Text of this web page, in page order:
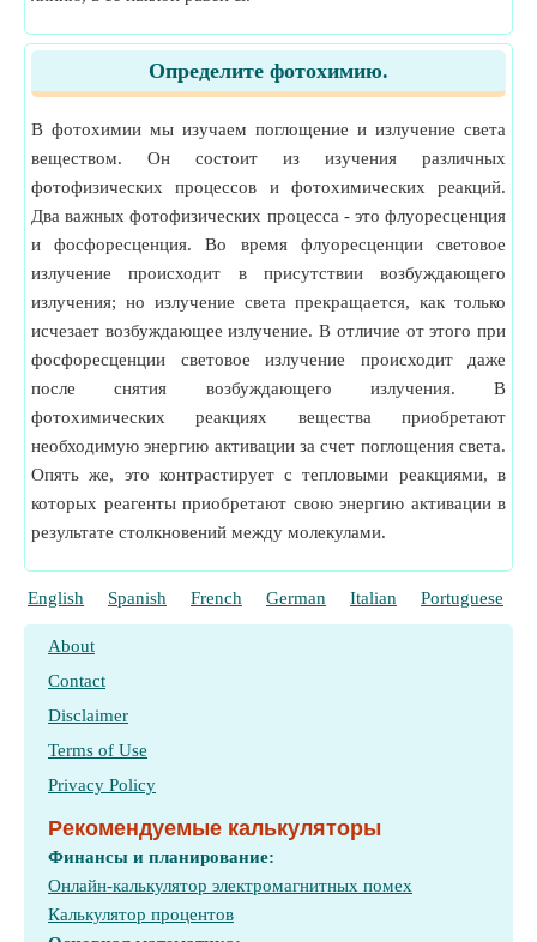
Определите фотохимию.
В фотохимии мы изучаем поглощение и излучение света
веществом. Он состоит из изучения различных
фотофизических процессов и фотохимических реакций.
Два важных фотофизических процесса - это флуоресценция
и фосфоресценция. Во время флуоресценции световое
излучение происходит в присутствии возбуждающего
излучения; но излучение света прекращается, как только
исчезает возбуждающее излучение. В отличие от этого при
фосфоресценции световое излучение происходит даже
после снятия возбуждающего излучения. В
фотохимических реакциях вещества приобретают
необходимую энергию активации за счет поглощения света.
Опять же, это контрастирует с тепловыми реакциями, в
которых реагенты приобретают свою энергию активации в
результате столкновений между молекулами.
English Spanish French German Italian Portuguese
About
Contact
Disclaimer
Terms of Use
Privacy Policy
Рекомендуемые калькуляторы
Финансы и планирование:
Онлайн-калькулятор электромагнитных помех
Калькулятор процентов